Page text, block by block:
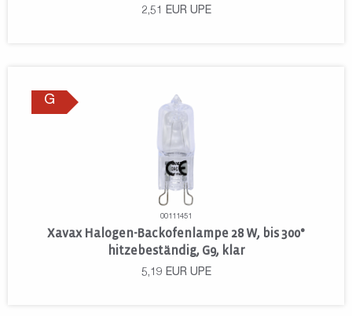
2,51 EUR UPE
G
00111451
Xavax Halogen-Backofenlampe 28 W, bis 300°
hitzebeständig, G9, klar
5,19 EUR UPE